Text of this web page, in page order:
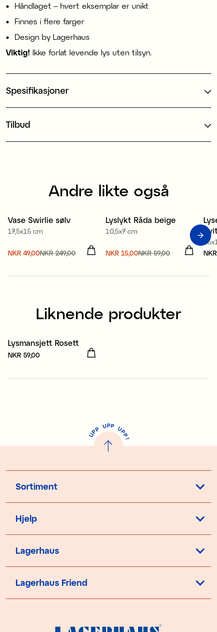
Håndlaget – hvert eksemplar er unikt
Finnes i flere farger
Design by Lagerhaus
Viktig! Ikke forlat levende lys uten tilsyn.
Spesifikasjoner
Tilbud
Andre likte også
Sale
Vase Swirlie sølv
17,5x15 cm
Nåværende pris:
NKR 49,00NKR 249,00
Sale
Lyslykt Råda beige
10,5x7 cm
Nåværende pris:
NKR 15,00NKR 59,00
Liknende produkter
Lysmansjett Rosett
Pris :NKR 59,00
NKR 59,00
U
P
P UPP UP
P
!
Sortiment
Hjelp
Lagerhaus
Lagerhaus Friend